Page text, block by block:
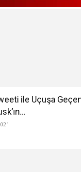
ile Uçuşa